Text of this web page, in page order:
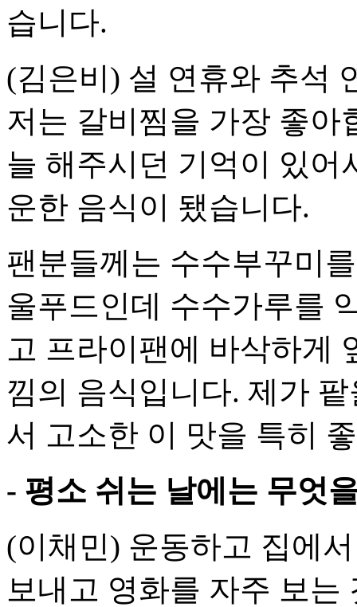
습니다.
(김은비) 설 연휴와 추석
저는 갈비찜을 가장 좋아
늘 해주시던 기억이 있어
운한 음식이 됐습니다.
팬분들께는 수수부꾸미
울푸드인데 수수가루를
고 프라이팬에 바삭하게
낌의 음식입니다. 제가
서 고소한 이 맛을 특히
- 평소 쉬는 날에는 무엇
(이채민) 운동하고 집에
보내고 영화를 자주 보는